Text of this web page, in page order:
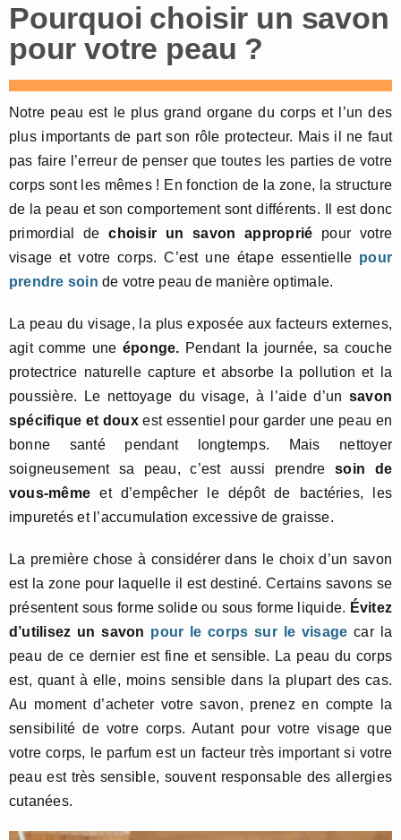
Pourquoi choisir un savon
pour votre peau ?
Notre peau est le plus grand organe du corps et l’un des
plus importants de part son rôle protecteur. Mais il ne faut
pas faire l’erreur de penser que toutes les parties de votre
corps sont les mêmes ! En fonction de la zone, la structure
de la peau et son comportement sont différents. Il est donc
primordial dechoisir un savon approprié pour votre
visage et votre corps. C’est une étape essentielle pour
prendre soin de votre peau de manière optimale.
La peau du visage, la plus exposée aux facteurs externes,
agit comme une éponge. Pendant la journée, sa couche
protectrice naturelle capture et absorbe la pollution et la
poussière. Le nettoyage du visage, à l’aide d’un savon
spécifique et doux est essentiel pour garder une peau en
bonne santé pendant longtemps. Mais nettoyer
soigneusement sa peau, c’est aussi prendresoin de
vous-même et d’empêcher le dépôt de bactéries, les
impuretés et l’accumulation excessive de graisse.
La première chose à considérer dans le choix d’un savon
est la zone pour laquelle il est destiné. Certains savons se
présentent sous forme solide ou sous forme liquide. Évitez
d’utilisez un savon pour le corps sur le visage car la
peau de ce dernier est fine et sensible. La peau du corps
est, quant à elle, moins sensible dans la plupart des cas.
Au moment d’acheter votre savon, prenez en compte la
sensibilité de votre corps. Autant pour votre visage que
votre corps, le parfum est un facteur très important si votre
peau est très sensible, souvent responsable des allergies
cutanées.